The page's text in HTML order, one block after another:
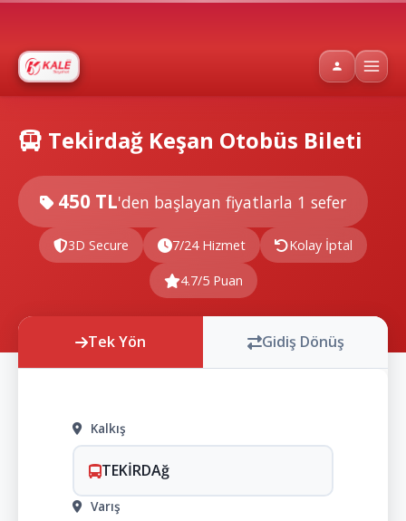
Teki̇rdağ Keşan Otobüs Bileti
450 TL'den başlayan fiyatlarla 1 sefer
3D Secure 7/24 Hizmet Kolay İptal
4.7/5 Puan
Tek Yön Gidiş Dönüş
Kalkış
TEKİRDAğ
Varış